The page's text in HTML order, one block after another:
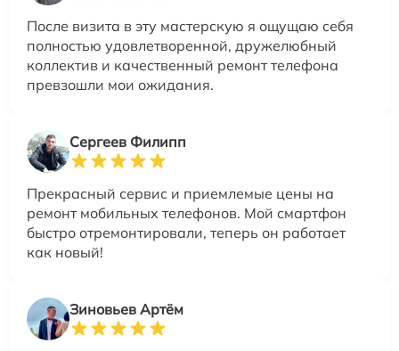
После визита в эту мастерскую я ощущаю себя
полностью удовлетворенной, дружелюбный
коллектив и качественный ремонт телефона
превзошли мои ожидания.
Сергеев Филипп
Прекрасный сервис и приемлемые цены на
ремонт мобильных телефонов. Мой смартфон
быстро отремонтировали, теперь он работает
как новый!
Зиновьев Артём